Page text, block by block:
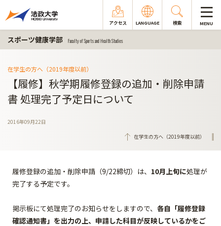
アクセス LANGUAGE 検索 MENU
スポーツ健康学部 Faculty of Sports and Health Studies
在学生の方へ（2019年度以前）
【履修】秋学期履修登録の追加・削除申請
書 処理完了予定日について
2016年09月22日
在学生の方へ（2019年度以前）
履修登録の追加・削除申請（9/22締切）は、 10月上旬に処理が
完了する予定です。
掲示板にて処理完了のお知らせをしますので、 各自「履修登録
確認通知書」を出力の上、申請した科目が反映しているかをご